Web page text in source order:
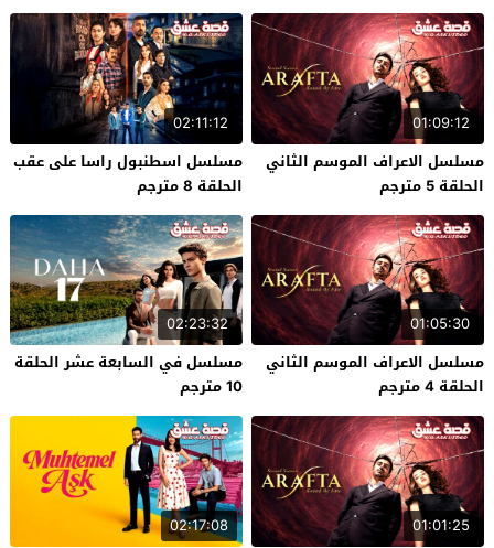
01:09:12
مسلسل الاعراف الموسم الثاني
الحلقة 5 مترجم
02:11:12
مسلسل اسطنبول راسا على عقب
الحلقة 8 مترجم
01:05:30
مسلسل الاعراف الموسم الثاني
الحلقة 4 مترجم
02:23:32
مسلسل في السابعة عشر الحلقة
10 مترجم
01:01:25
02:17:08